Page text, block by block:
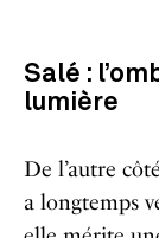
Salé :
lumière
De l’autre
a longtemps